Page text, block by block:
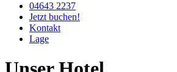
04643 2237
Jetzt buchen!
Kontakt
Lage